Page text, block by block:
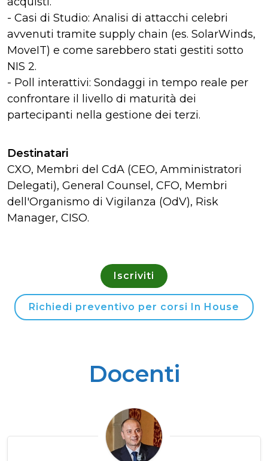
- Casi di Studio: Analisi di attacchi celebri
avvenuti tramite supply chain (es. SolarWinds,
MoveIT) e come sarebbero stati gestiti sotto
NIS 2.
- Poll interattivi: Sondaggi in tempo reale per
confrontare il livello di maturità dei
partecipanti nella gestione dei terzi.
Destinatari
CXO, Membri del CdA (CEO, Amministratori
Delegati), General Counsel, CFO, Membri
dell'Organismo di Vigilanza (OdV), Risk
Manager, CISO.
Iscriviti
Richiedi preventivo per corsi In House
Docenti